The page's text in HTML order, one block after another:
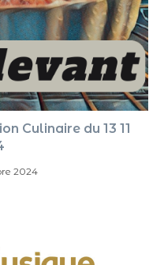
Culinaire du 13 11
2024